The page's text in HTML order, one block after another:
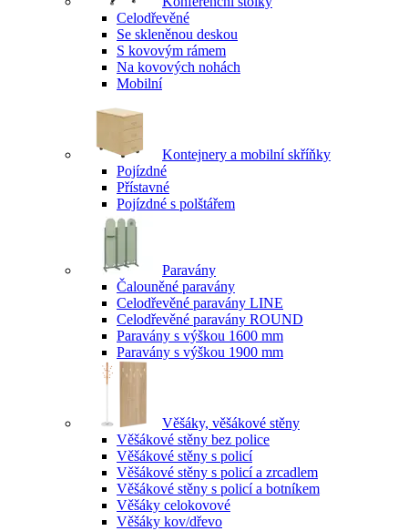
Celodřevěné
Se skleněnou deskou
S kovovým rámem
Na kovových nohách
Mobilní
Kontejnery a mobilní skříňky
Pojízdné
Přístavné
Pojízdné s polštářem
Paravány
Čalouněné paravány
Celodřevěné paravány LINE
Celodřevěné paravány ROUND
Paravány s výškou 1600 mm
Paravány s výškou 1900 mm
Věšáky, věšákové stěny
Věšákové stěny bez police
Věšákové stěny s policí
Věšákové stěny s policí a zrcadlem
Věšákové stěny s policí a botníkem
Věšáky celokovové
Věšáky kov/dřevo